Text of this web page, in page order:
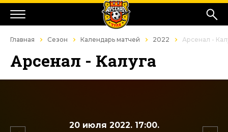
Главная Сезон Календарь матчей 2022 Арсенал -
Арсенал - Калуга
20 июля 2022. 17:00.